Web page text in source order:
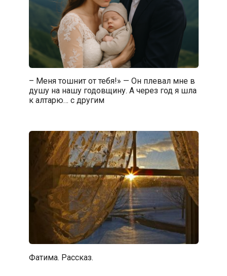
– Меня тошнит от тебя!» — Он плевал мне в
душу на нашу годовщину. А через год я шла
к алтарю… с другим
Фатима. Рассказ.